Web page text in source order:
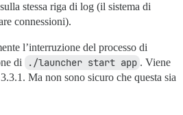
stessa riga di log (il sistema di
connessioni).
l’interruzione del processo di
di
./launcher start app . Viene
Ma non sono sicuro che questa sia